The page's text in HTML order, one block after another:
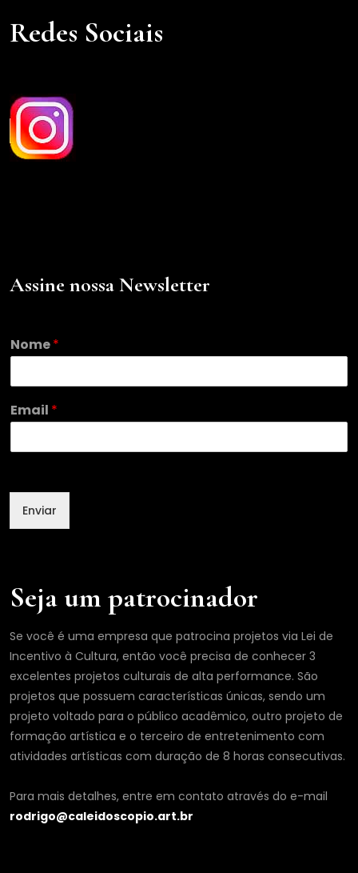
Redes Sociais
Assine nossa Newsletter
*
*
Nome*
Email *
Enviar
Seja um patrocinador
Se você é uma empresa que patrocina projetos via Lei de
Incentivo à Cultura, então você precisa de conhecer 3
excelentes projetos culturais de alta performance. São
projetos que possuem características únicas, sendo um
projeto voltado para o público acadêmico, outro projeto de
formação artística e o terceiro de entretenimento com
atividades artísticas com duração de 8 horas consecutivas.
Para mais detalhes, entre em contato através do e-mail
rodrigo@caleidoscopio.art.br